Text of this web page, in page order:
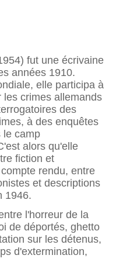
fut une écrivaine
années 1910.
elle participa à
les crimes allemands
des
à des enquêtes
le camp
alors qu'elle
fiction et
rendu, entre
et descriptions
1946.
l'horreur de la
de déportés, ghetto
sur les détenus,
d'extermination,